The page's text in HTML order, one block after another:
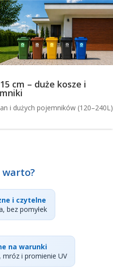
cm – duże kosze i
i dużych pojemników (120–240L)
warto?
i czytelne
bez pomyłek
na warunki
mróz i promienie UV